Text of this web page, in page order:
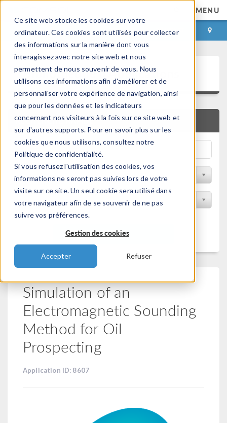
Ce site web stocke les cookies sur votre
ordinateur. Ces cookies sont utilisés pour collecter
des informations sur la manière dont vous
interagissez avec notre site web et nous
permettent de nous souvenir de vous. Nous
utilisons ces informations afin d'améliorer et de
personnaliser votre expérience de navigation, ainsi
que pour les données et les indicateurs
concernant nos visiteurs à la fois sur ce site web et
sur d'autres supports. Pour en savoir plus sur les
cookies que nous utilisons, consultez notre
Politique de confidentialité.
Si vous refusez l'utilisation des cookies, vos
informations ne seront pas suivies lors de votre
visite sur ce site. Un seul cookie sera utilisé dans
votre navigateur afin de se souvenir de ne pas
suivre vos préférences.
Gestion des cookies
Accepter Refuser
MENU
CONNEXION CONTACT
Bibliothèque d'Applications
RECHERCHE RAPIDE
Trier par Discipline
Filtrer par produit
Filtrer
Simulation of an
Electromagnetic Sounding
Method for Oil
Prospecting
Application ID: 8607